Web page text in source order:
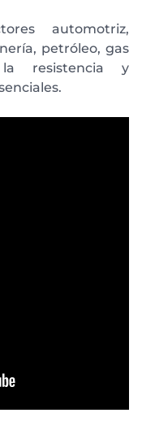
automotriz,
petróleo, gas
resistencia y